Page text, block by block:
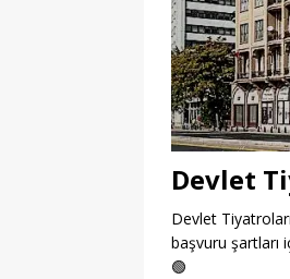
Devlet
Devlet
başvuru şartları
🟢